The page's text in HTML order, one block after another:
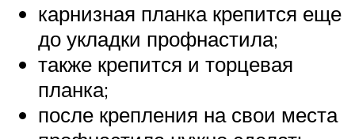
карнизная планка крепится еще
до укладки профнастила;
также крепится и торцевая
планка;
после крепления на свои места